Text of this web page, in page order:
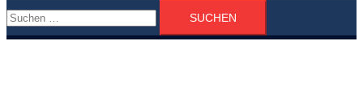
umschalten
Suchen
nach: